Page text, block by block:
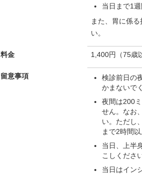
当日まで1
また、胃に係
い。
料金 1,400円（75歳
留意事項
検診前日の
かまないで
夜間は200
せん。なお
い。ただし
まで2時間
当日、上半
こしくださ
当日はイン